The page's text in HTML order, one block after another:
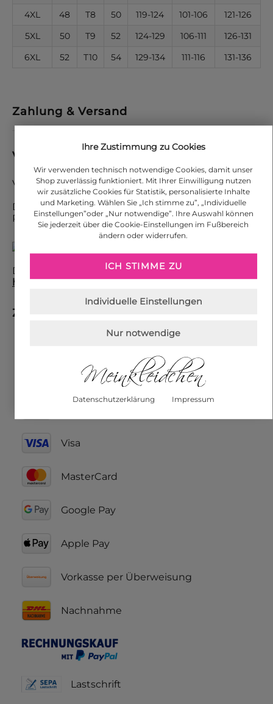
4XL
48 T8 50 119-124 101-106
121-126
5XL
50 T9 52 124-129 106-111
126-131
6XL
52 T10 54 129-134 111-116 131-136
Zahlung & Versand
Versand
Versandkosten in Deutschland: 4.90 €
Der Versand ihrer Bestellung erfolgt mit DHL
Paket
Die Versandkosten für weitere Länder finden Sie
hier.
Zahlungsarten
Visa
MasterCard
Google Pay
Apple Pay
Vorkasse per Überweisung
Nachnahme
Lastschrift
Ihre Zustimmung zu Cookies
Wir verwenden technisch notwendige Cookies, damit unser
Shop zuverlässig funktioniert. Mit Ihrer Einwilligung nutzen
wir zusätzliche Cookies für Statistik, personalisierte Inhalte
und Marketing. Wählen Sie „Ich stimme zu”, „Individuelle
Einstellungen”oder „Nur notwendige”. Ihre Auswahl können
Sie jederzeit über die Cookie-Einstellungen im Fußbereich
ändern oder widerrufen.
ICH STIMME ZU
Individuelle Einstellungen
Nur notwendige
Datenschutzerklärung Impressum